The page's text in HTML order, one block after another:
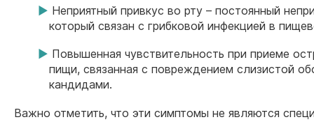
Неприятный привкус во рту – постоянный
который связан с грибковой инфекцией в
Повышенная чувствительность при приеме
пищи, связанная с повреждением слизистой
кандидами.
Важно отметить, что эти симптомы не являются